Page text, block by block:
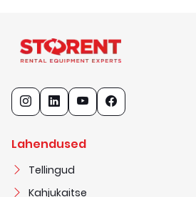
Lahendused
Tellingud
Kahjukaitse